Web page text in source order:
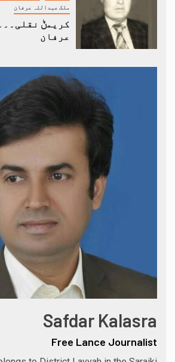
ملک عبداللہ عرفان
کریمݨ
عرفان
Safdar Kalasra
Free Lance Journalist